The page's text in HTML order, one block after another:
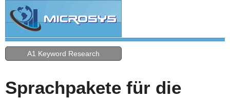
A1 Keyword Research
Sprachpakete für die